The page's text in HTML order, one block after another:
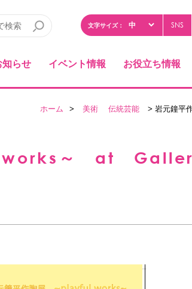
文字サイズ： SNS
知らせ イベント情報 お役立ち情報
ホーム > 美術 伝統芸能 > 岩元鐘
works～ at